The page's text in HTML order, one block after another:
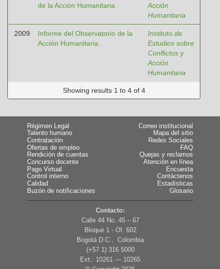
de la Acción Humanitaria
Acción
Humanitaria
2009
Informe del Observatorio de la
Acción Humanitaria.
Instituto de
Estudios sobre
Conflictos y
Acción
Humanitaria
Showing results 1 to 4 of 4
Régimen Legal
Talento humano
Contratación
Ofertas de empleo
Rendición de cuentas
Concurso docente
Pago Virtual
Control interno
Calidad
Buzón de notificaciones
Correo institucional
Mapa del sitio
Redes Sociales
FAQ
Quejas y reclamos
Atención en línea
Encuesta
Contáctenos
Estadísticas
Glosario
Contacto:
Calle 44 No. 45 – 67
Bloque 1 - Of. 602
Bogotá D.C., Colombia
(+57 1) 316 5000
Ext.: 10261 — 10265